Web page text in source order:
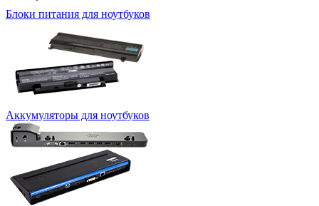
Блоки питания для ноутбуков
Аккумуляторы для ноутбуков